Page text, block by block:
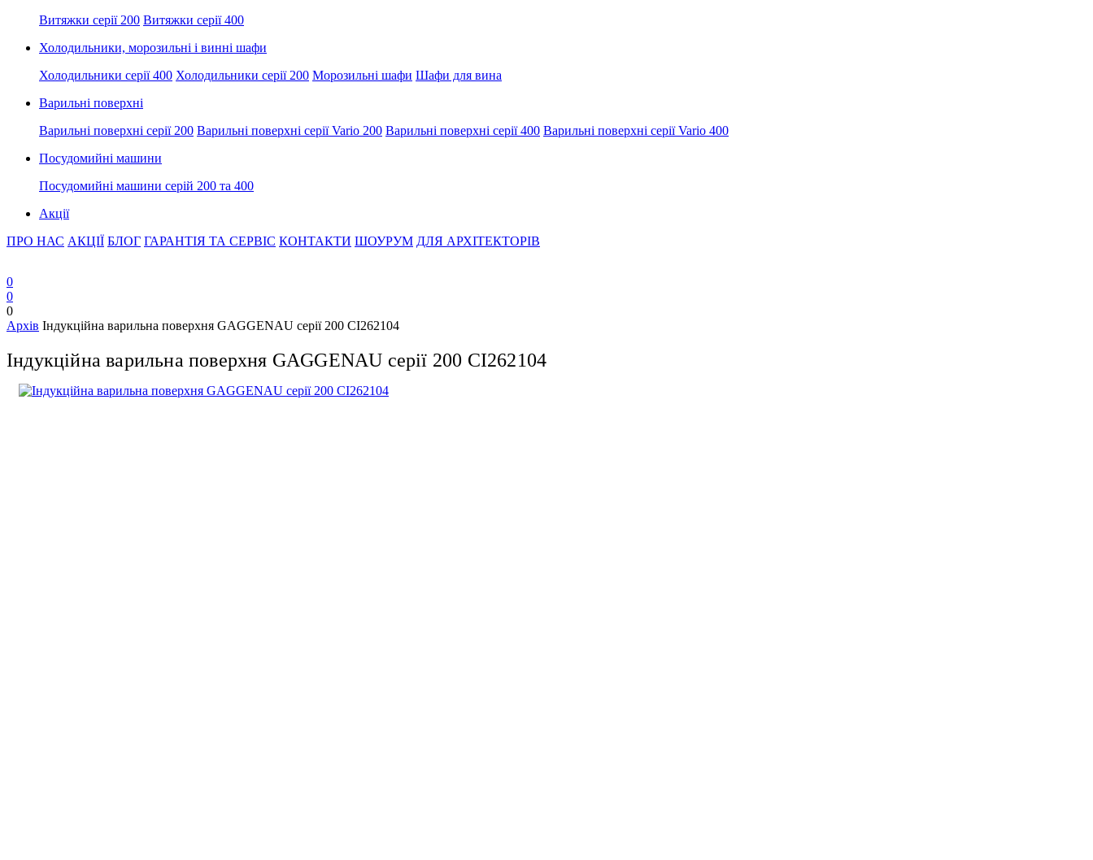
Витяжки серії 200 Витяжки серії 400
Холодильники, морозильні і винні шафи
Холодильники серії 400 Холодильники серії 200 Морозильні шафи Шафи для вина
Варильні поверхні
Варильні поверхні серії 200 Варильні поверхні серії Vario 200 Варильні поверхні серії 400 Варильні поверхні серії Vario 400
Посудомийні машини
Посудомийні машини серій 200 та 400
Акції
ПРО НАС АКЦІЇ БЛОГ ГАРАНТІЯ ТА СЕРВІС КОНТАКТИ ШОУРУМ ДЛЯ АРХІТЕКТОРІВ
0
0
0
Архів Індукційна варильна поверхня GAGGENAU серії 200 CI262104
Індукційна варильна поверхня GAGGENAU серії 200 CI262104